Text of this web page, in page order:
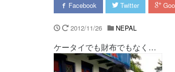
Facebook Twitter
2012/11/26 NEPAL
ケータイでも財布でもなく…